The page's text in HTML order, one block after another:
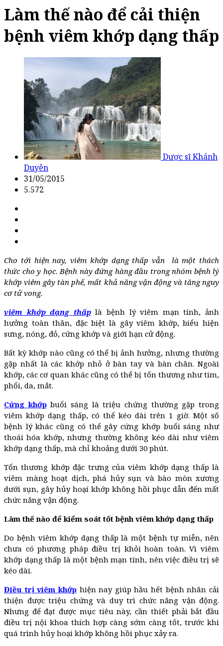
Làm thế nào để cải thiện
bệnh viêm khớp dạng thấp
Dược sĩ Khánh
Duyên
31/05/2015
5.572
Cho tới hiện nay, viêm khớp dạng thấp vẫn là một thách
thức cho y học. Bệnh này đứng hàng đầu trong nhóm bệnh lý
khớp viêm gây tàn phế, mất khả năng vận động và tăng nguy
cơ tử vong.
viêm khớp dạng thấplà bệnh lý viêm mạn tính, ảnh
hưởng toàn thân, đặc biệt là gây viêm khớp, biểu hiện
sưng, nóng, đỏ, cứng khớp và giới hạn cử động.
Bất kỳ khớp nào cũng có thể bị ảnh hưởng, nhưng thường
gặp nhất là các khớp nhỏ ở bàn tay và bàn chân. Ngoài
khớp, các cơ quan khác cũng có thể bị tổn thương như tim,
phổi, da, mắt.
Cứng khớpbuổi sáng là triệu chứng thường gặp trong
viêm khớp dạng thấp, có thể kéo dài trên 1 giờ. Một số
bệnh lý khác cũng có thể gây cứng khớp buổi sáng như
thoái hóa khớp, nhưng thường không kéo dài như viêm
khớp dạng thấp, mà chỉ khoảng dưới 30 phút.
Tổn thương khớp đặc trưng của viêm khớp dạng thấp là
viêm màng hoạt dịch, phá hủy sụn và bào mòn xương
dưới sụn, gây hủy hoại khớp không hồi phục dẫn đến mất
chức năng vận động.
Làm thế nào để kiểm soát tốt bệnh viêm khớp dạng thấp
Do bệnh viêm khớp dạng thấp là một bệnh tự miễn, nên
chưa có phương pháp điều trị khỏi hoàn toàn. Vì viêm
khớp dạng thấp là một bệnh mạn tính, nên việc điều trị sẽ
kéo dài.
Điều trị viêm khớphiện nay giúp hầu hết bệnh nhân cải
thiện được triệu chứng và duy trì chức năng vận động.
Nhưng để đạt được mục tiêu này, cần thiết phải bắt đầu
điều trị nội khoa thích hợp càng sớm càng tốt, trước khi
quá trình hủy hoại khớp không hồi phục xảy ra.